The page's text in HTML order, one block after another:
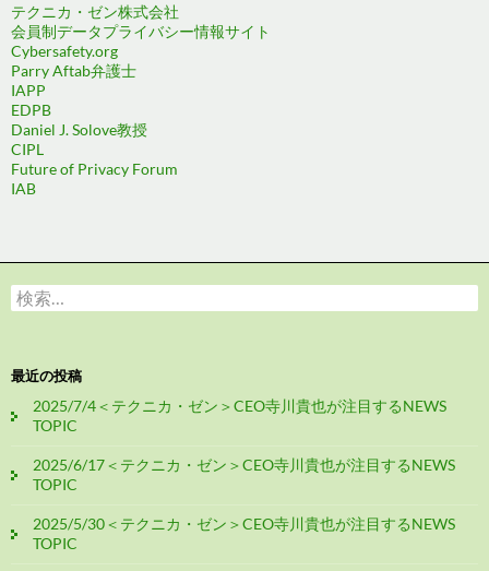
テクニカ・ゼン株式会社
会員制データプライバシー情報サイト
Cybersafety.org
Parry Aftab弁護士
IAPP
EDPB
Daniel J. Solove教授
CIPL
Future of Privacy Forum
IAB
検
索:
最近の投稿
2025/7/4＜テクニカ・ゼン＞CEO寺川貴也が注目するNEWS
TOPIC
2025/6/17＜テクニカ・ゼン＞CEO寺川貴也が注目するNEWS
TOPIC
2025/5/30＜テクニカ・ゼン＞CEO寺川貴也が注目するNEWS
TOPIC